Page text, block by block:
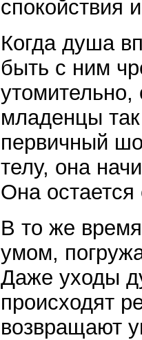
спокойствия
Когда душа
быть с ним
младенцы
первичный
телу, она
Она
В то же
умом,
Даже уходы
происходят
возвращают